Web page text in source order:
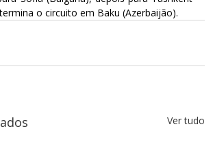
o circuito em Baku (Azerbaijão).
Ver tudo